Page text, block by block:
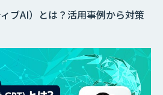
ブAI）とは？活用事例から対策